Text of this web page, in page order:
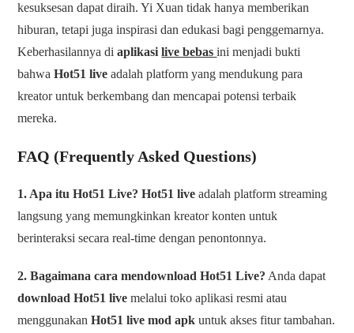
kesuksesan dapat diraih. Yi Xuan tidak hanya memberikan
hiburan, tetapi juga inspirasi dan edukasi bagi penggemarnya.
Keberhasilannya diaplikasilive bebasini menjadi bukti
bahwaHot51 live adalah platform yang mendukung para
kreator untuk berkembang dan mencapai potensi terbaik
mereka.
FAQ (Frequently Asked Questions)
1. Apa itu Hot51 Live? Hot51 live adalah platform streaming
langsung yang memungkinkan kreator konten untuk
berinteraksi secara real-time dengan penontonnya.
2. Bagaimana cara mendownload Hot51 Live? Anda dapat
download Hot51 live melalui toko aplikasi resmi atau
menggunakanHot51 live mod apk untuk akses fitur tambahan.